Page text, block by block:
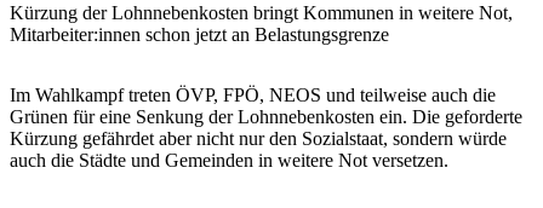
Kürzung der Lohnnebenkosten bringt Kommunen in weitere Not,
Mitarbeiter:innen schon jetzt an Belastungsgrenze
Im Wahlkampf treten ÖVP, FPÖ, NEOS und teilweise auch die
Grünen für eine Senkung der Lohnnebenkosten ein. Die geforderte
Kürzung gefährdet aber nicht nur den Sozialstaat, sondern würde
auch die Städte und Gemeinden in weitere Not versetzen.